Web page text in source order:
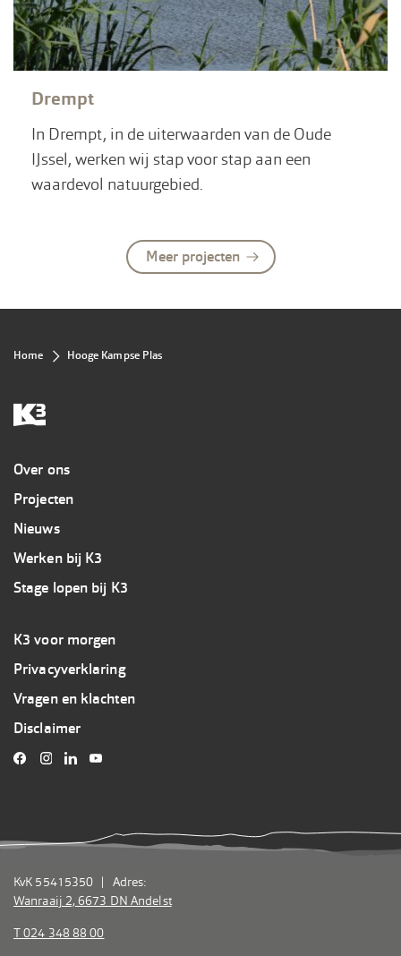
Drempt
In Drempt, in de uiterwaarden van de Oude
IJssel, werken wij stap voor stap aan een
waardevol natuurgebied.
Meer projecten
Kruimelpad
Home Hooge Kampse Plas
Overig
Over ons
Projecten
Nieuws
Werken bij K3
Stage lopen bij K3
Footer
3
K3
K3 voor morgen
Privacyverklaring
Vragen en klachten
Disclaimer
KvK 55415350 | Adres:
Wanraaij 2, 6673 DN Andelst
T 024 348 88 00